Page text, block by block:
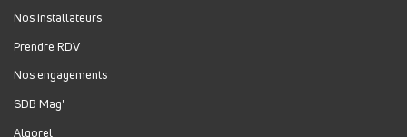
horaire
Mardi :
Jeudi :
Vendredi : 9h-12h, 14h-18h
Samedi :
Nos installateurs
Prendre RDV
Nos engagements
SDB Mag'
Algorel